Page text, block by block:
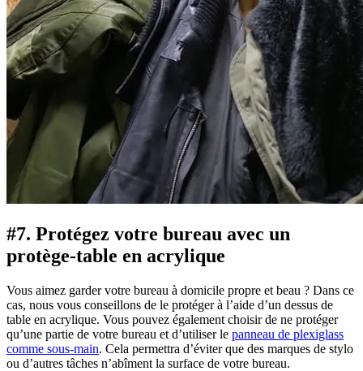
#7. Protégez votre bureau avec un
protège-table en acrylique
Vous aimez garder votre bureau à domicile propre et beau ? Dans ce
cas, nous vous conseillons de le protéger à l’aide d’un dessus de
table en acrylique. Vous pouvez également choisir de ne protéger
qu’une partie de votre bureau et d’utiliser le panneau de plexiglass
comme sous-main. Cela permettra d’éviter que des marques de stylo
ou d’autres tâches n’abîment la surface de votre bureau.